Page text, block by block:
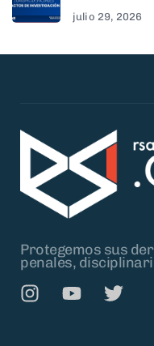
julio 29, 2026
Protegemos sus
penales,